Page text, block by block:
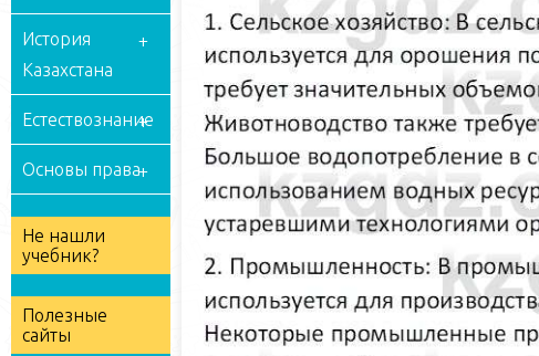
История
Казахстана
Естествознание
Основы права
Не нашли
учебник?
Полезные
сайты